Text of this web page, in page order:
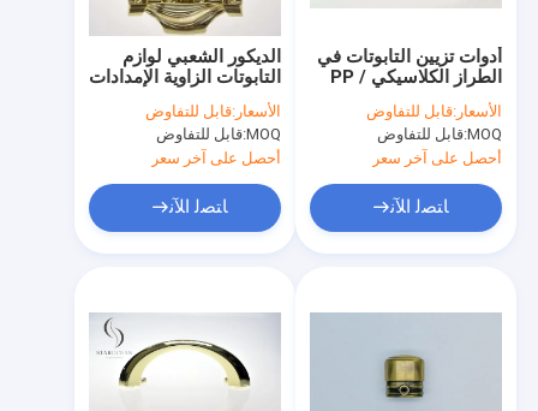
الديكور الشعبي لوازم
التابوتات الزاوية الإمدادات
في مجموعة تبدو جميلة
رقم 23#
الأسعار:قابل للتفاوض
MOQ: قابل للتفاوض
أحصل على آخر سعر
ﺎﺘﺼﻟ ﺍﻶﻧ
أدوات تزيين التابوتات في
الطراز الكلاسيكي PP /
ABS P9004
الأسعار:قابل للتفاوض
MOQ: قابل للتفاوض
أحصل على آخر سعر
ﺎﺘﺼﻟ ﺍﻶﻧ